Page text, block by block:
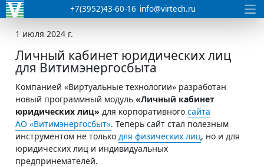
+7(3952)43-60-16 info@virtech.ru
1 июля 2024 г.
Личный кабинет юридических лиц
для Витимэнергосбыта
Компанией «Виртуальные технологии» разработан
новый программный модуль «Личный кабинет
юридических лиц» для корпоративного сайта
АО «Витимэнергосбыт». Теперь сайт стал полезным
инструментом не только для физических лиц, но и для
юридических лиц и индивидуальных
предпринемателей.